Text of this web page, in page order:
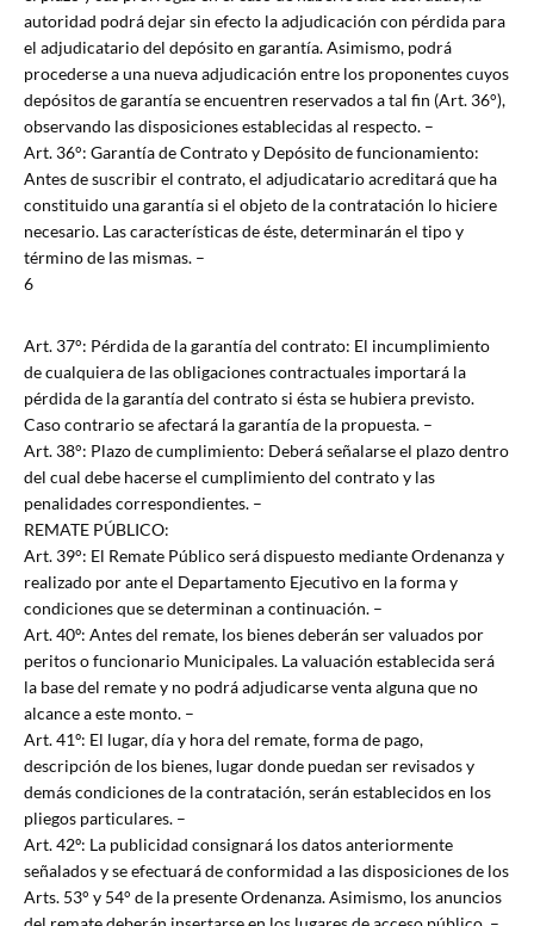
autoridad podrá dejar sin efecto la adjudicación con pérdida para
el adjudicatario del depósito en garantía. Asimismo, podrá
procederse a una nueva adjudicación entre los proponentes cuyos
depósitos de garantía se encuentren reservados a tal fin (Art. 36°),
observando las disposiciones establecidas al respecto. –
Art. 36°: Garantía de Contrato y Depósito de funcionamiento:
Antes de suscribir el contrato, el adjudicatario acreditará que ha
constituido una garantía si el objeto de la contratación lo hiciere
necesario. Las características de éste, determinarán el tipo y
término de las mismas. –
6
Art. 37°: Pérdida de la garantía del contrato: El incumplimiento
de cualquiera de las obligaciones contractuales importará la
pérdida de la garantía del contrato si ésta se hubiera previsto.
Caso contrario se afectará la garantía de la propuesta. –
Art. 38°: Plazo de cumplimiento: Deberá señalarse el plazo dentro
del cual debe hacerse el cumplimiento del contrato y las
penalidades correspondientes. –
REMATE PÚBLICO:
Art. 39°: El Remate Público será dispuesto mediante Ordenanza y
realizado por ante el Departamento Ejecutivo en la forma y
condiciones que se determinan a continuación. –
Art. 40º: Antes del remate, los bienes deberán ser valuados por
peritos o funcionario Municipales. La valuación establecida será
la base del remate y no podrá adjudicarse venta alguna que no
alcance a este monto. –
Art. 41º: El lugar, día y hora del remate, forma de pago,
descripción de los bienes, lugar donde puedan ser revisados y
demás condiciones de la contratación, serán establecidos en los
pliegos particulares. –
Art. 42º: La publicidad consignará los datos anteriormente
señalados y se efectuará de conformidad a las disposiciones de los
Arts. 53° y 54° de la presente Ordenanza. Asimismo, los anuncios